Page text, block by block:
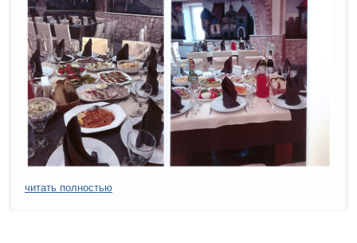
читать полностью